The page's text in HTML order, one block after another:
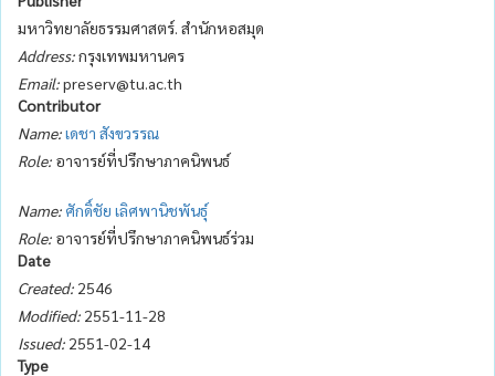
มหาวิทยาลัยธรรมศาสตร์. สำนักหอสมุด
Address:กรุงเทพมหานคร
Email:preserv@tu.ac.th
Contributor
Name:เดชา สังขวรรณ
Role: อาจารย์ที่ปรึกษาภาคนิพนธ์
Name: ศักดิ์ชัย เลิศพานิชพันธุ์
Role: อาจารย์ที่ปรึกษาภาคนิพนธ์ร่วม
Date
Created: 2546
Modified: 2551-11-28
Issued: 2551-02-14
Type